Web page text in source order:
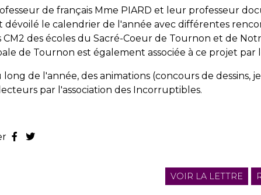
de français Mme PIARD et leur professeur
dévoilé le calendrier de l'année avec différentes
CM2 des écoles du Sacré-Coeur de Tournon et de
de Tournon est également associée à ce projet par
long de l'année, des animations (concours de dessins,
par l'association des Incorruptibles.
VOIR LA LETTRE